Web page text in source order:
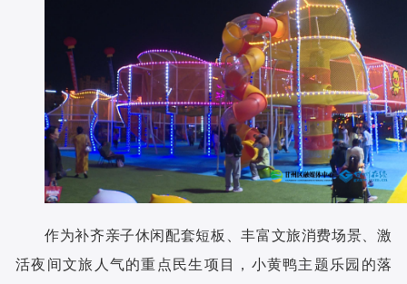
作为补齐亲子休闲配套短板、丰富文旅消费场景、激
活夜间文旅人气的重点民生项目，小黄鸭主题乐园的落